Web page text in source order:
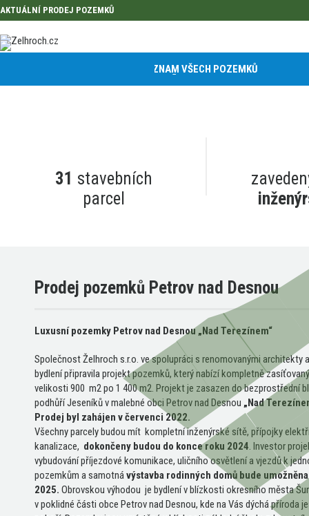
AKTUÁLNÍ PRODEJ POZEMKŮ
PETROV NAD
„NAD TEREZÍNEM“
TABULKOVÝ SEZNAM VŠECH POZEMKŮ
31 stavebních
parcel
Prodej pozemků Petrov nad Desnou
Luxusní pozemky Petrov nad Desnou „Nad Terezínem“
Společnost Želhroch s.r.o. ve spolupráci s renomovanými architekty
bydlení připravila projekt pozemků, který nabízí kompletně
velikosti 900 m2 po 1 400 m2. Projekt je zasazen do bezprostřední
podhůří Jeseníků v malebné obci Petrov nad Desnou „Nad
Prodej byl zahájen v červenci 2022.
Všechny parcely budou mít kompletní inženýrské sítě, přípojky
kanalizace, dokončeny budou do konce roku 2024. Investor
vybudování příjezdové komunikace, uličního osvětlení a vjezdů k
pozemkům a samotnávýstavba rodinných domů bude
2025. Obrovskou výhodou je bydlení v blízkosti okresního města
v poklidné části obce Petrov nad Desnou, kde na Vás dýchá příroda